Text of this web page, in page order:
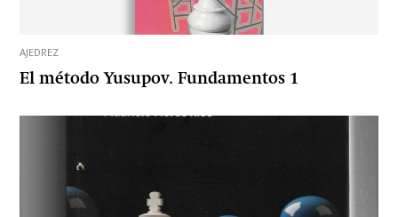
AJEDREZ
El método Yusupov. Fundamentos 1